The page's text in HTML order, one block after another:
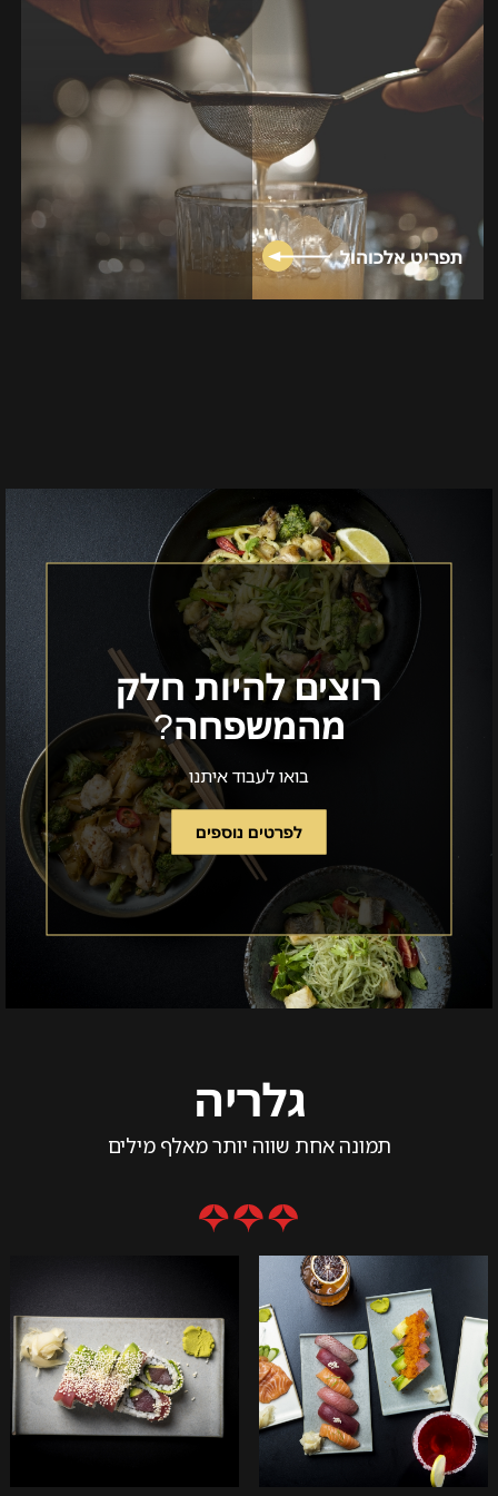
תפריט אלכוהול
בואו לעבוד איתנו
לפרטים נוספים
קראו
עוד
על
רוצים
להיות
רוצים להיות חלק
מהמשפחה?
גלריה
תמונה אחת שווה יותר מאלף מילים
התמונה
בגדול
-
+
לפתיחת
התמונה
בגדול
-+